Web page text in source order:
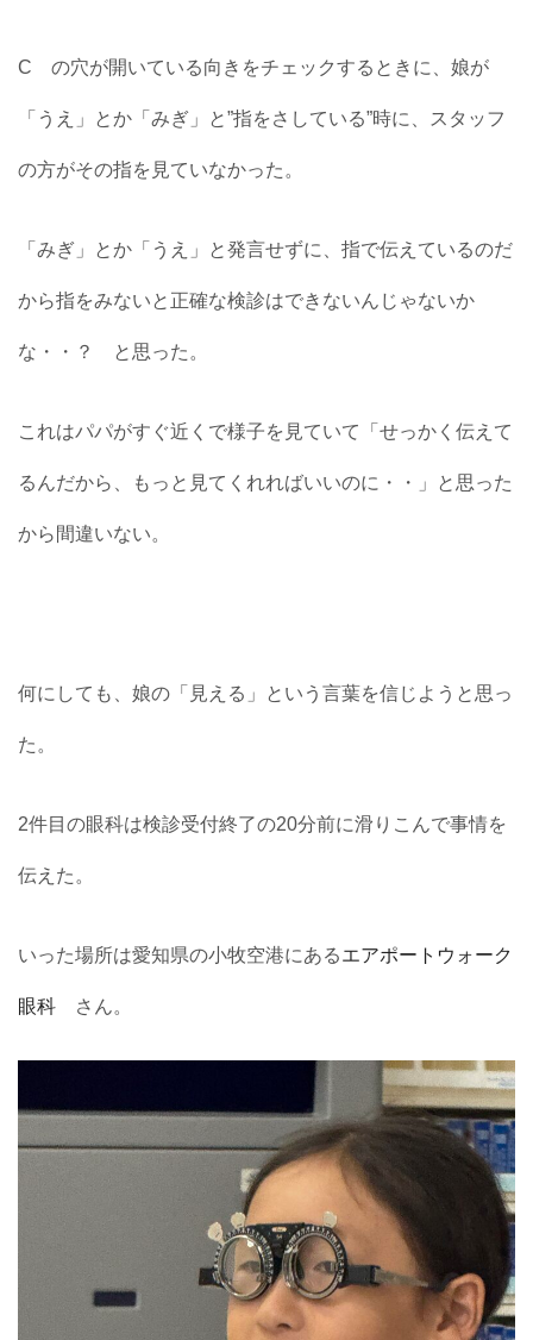
C の穴が開いている向きをチェックするときに、娘が
「うえ」とか「みぎ」と”指をさしている”時に、スタッフ
の方がその指を見ていなかった。
「みぎ」とか「うえ」と発言せずに、指で伝えているのだ
から指をみないと正確な検診はできないんじゃないか
な・・？ と思った。
これはパパがすぐ近くで様子を見ていて「せっかく伝えて
るんだから、もっと見てくれればいいのに・・」と思った
から間違いない。
何にしても、娘の「見える」という言葉を信じようと思っ
た。
2件目の眼科は検診受付終了の20分前に滑りこんで事情を
伝えた。
いった場所は愛知県の小牧空港にあるエアポートウォーク
眼科 さん。